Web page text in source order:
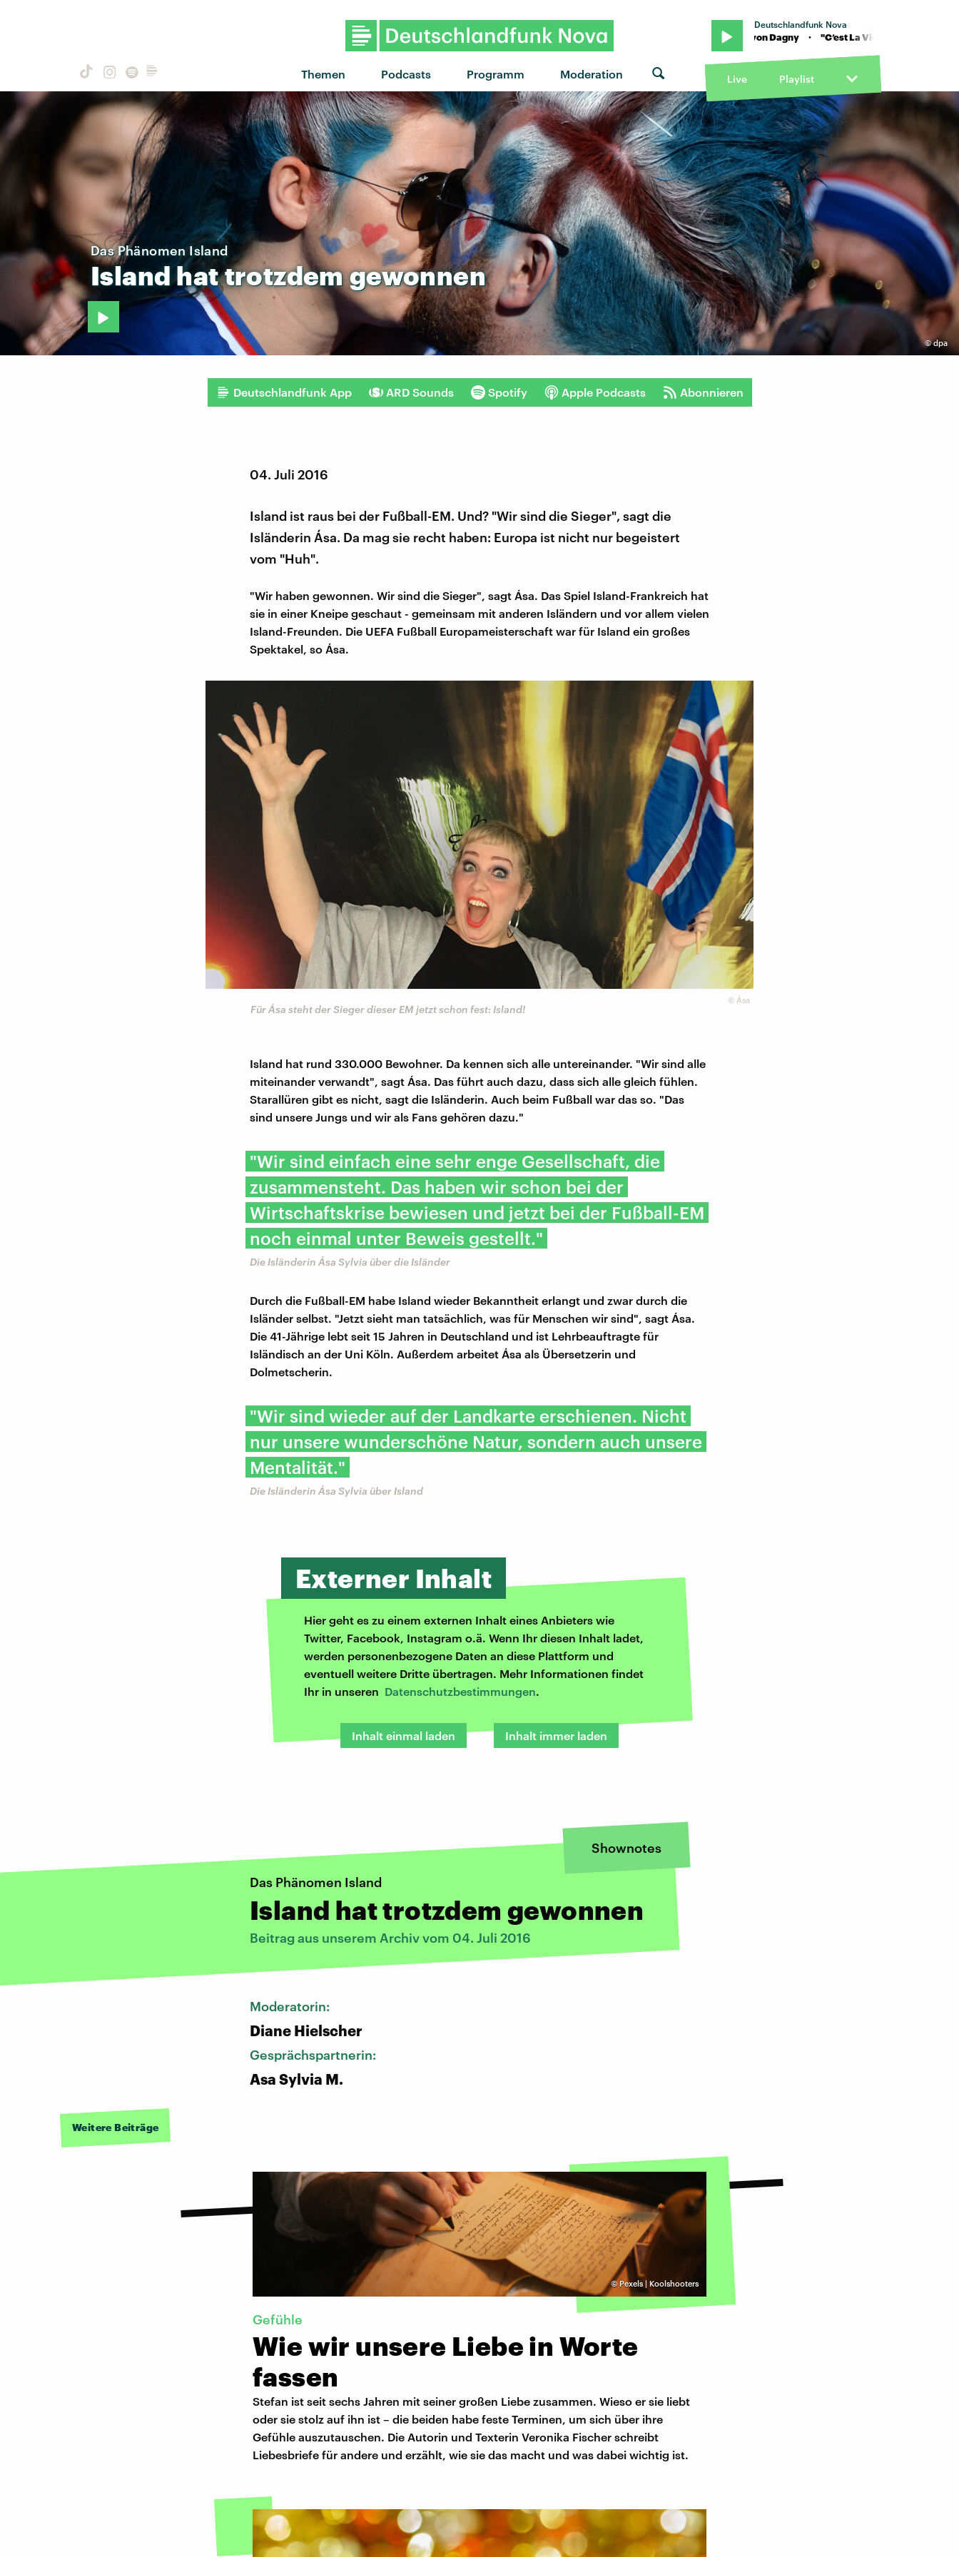
Themen Podcasts Programm Moderation
Deutschlandfunk Nova
"C’est La Vie" von Dagny · "C’est La Vie" von Dagny · "C’est La Vie" von Dagny
Live Playlist
©dpa
Das Phänomen Island
Island hattrotzdemgewonnen
Deutschlandfunk App ARD Sounds Spotify Apple Podcasts Abonnieren
04. Juli 2016
Island ist raus bei der Fußball-EM. Und? "Wir sind die Sieger", sagt die
Isländerin Ása. Da mag sie recht haben: Europa ist nicht nur begeistert
vom "Huh".
"Wir haben gewonnen. Wir sind die Sieger", sagt Ása. Das Spiel Island-Frankreich hat
sie in einer Kneipe geschaut - gemeinsam mit anderen Isländern und vor allem vielen
Island-Freunden. Die UEFA Fußball Europameisterschaft war für Island ein großes
Spektakel, so Ása.
© Ása
Für Ása steht der Sieger dieser EM jetzt schon fest: Island!
Island hat rund 330.000 Bewohner. Da kennen sich alle untereinander. "Wir sind alle
miteinander verwandt", sagt Ása. Das führt auch dazu, dass sich alle gleich fühlen.
Starallüren gibt es nicht, sagt die Isländerin. Auch beim Fußball war das so. "Das
sind unsere Jungs und wir als Fans gehören dazu."
"Wir sind einfach eine sehr enge Gesellschaft, die
zusammensteht. Das haben wir schon bei der
Wirtschaftskrise bewiesen und jetzt bei der Fußball-EM
noch einmal unter Beweis gestellt."
Die Isländerin Ása Sylvia über die Isländer
Durch die Fußball-EM habe Island wieder Bekanntheit erlangt und zwar durch die
Isländer selbst. "Jetzt sieht man tatsächlich, was für Menschen wir sind", sagt Ása.
Die 41-Jährige lebt seit 15 Jahren in Deutschland und ist Lehrbeauftragte für
Isländisch an der Uni Köln. Außerdem arbeitet Ása als Übersetzerin und
Dolmetscherin.
"Wir sind wieder auf der Landkarte erschienen. Nicht
nur unsere wunderschöne Natur, sondern auch unsere
Mentalität."
Die Isländerin Ása Sylvia über Island
Externer Inhalt
Hier geht es zu einem externen Inhalt eines Anbieters wie
Twitter, Facebook, Instagram o.ä. Wenn Ihr diesen Inhalt ladet,
werden personenbezogene Daten an diese Plattform und
eventuell weitere Dritte übertragen. Mehr Informationen findet
Ihr in unseren Datenschutzbestimmungen.
Inhalt einmal laden Inhalt immer laden
Shownotes
Das Phänomen Island
Island hat trotzdem gewonnen
Beitrag aus unserem Archiv vom 04. Juli 2016
Moderatorin:
Diane Hielscher
Gesprächspartnerin:
Asa Sylvia M.
Weitere Beiträge
© Pexels | Koolshooters
Gefühle
Wie wir unsere Liebe in Worte
fassen
Stefan ist seit sechs Jahren mit seiner großen Liebe zusammen. Wieso er sie liebt
oder sie stolz auf ihn ist – die beiden habe feste Terminen, um sich über ihre
Gefühle auszutauschen. Die Autorin und Texterin Veronika Fischer schreibt
Liebesbriefe für andere und erzählt, wie sie das macht und was dabei wichtig ist.